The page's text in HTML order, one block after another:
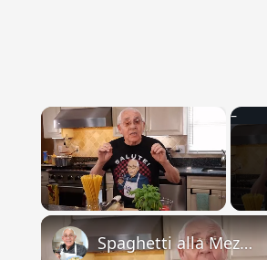
Unmute
Spaghetti alla Mezzanotte Recipe